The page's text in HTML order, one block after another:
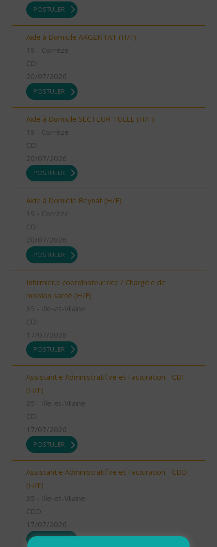
POSTULER
Aide à Domicile ARGENTAT (H/F)
19 - Corrèze
CDI
20/07/2026
POSTULER
Aide à Domicile SECTEUR TULLE (H/F)
19 - Corrèze
CDI
20/07/2026
POSTULER
Aide à Domicile Beynat (H/F)
19 - Corrèze
CDI
20/07/2026
POSTULER
Infirmier.e coordinateur.rice / Chargé.e de
mission santé (H/F)
35 - Ille-et-Vilaine
CDI
17/07/2026
POSTULER
Assistant.e Administratif.ve et Facturation - CDI
(H/F)
35 - Ille-et-Vilaine
CDI
17/07/2026
POSTULER
Assistant.e Administratif.ve et Facturation - CDD
(H/F)
35 - Ille-et-Vilaine
CDD
17/07/2026
POSTULER